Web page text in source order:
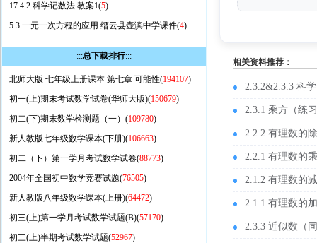
17.4.2 科学记数法 教案1(5)
5.3 一元一次方程的应用 缙云县壶滨中学课件(4)
:::总下载排行:::
北师大版 七年级上册课本 第七章 可能性(194107)
初一(上)期末考试数学试卷(华师大版)(150679)
初二(下)期末数学检测题（一）(109780)
新人教版七年级数学课本(下册)(106663)
初二（下）第一学月考试数学试卷(88773)
2004年全国初中数学竞赛试题(76505)
新人教版八年级数学课本(上册)(64472)
初三(上)第一学月考试数学试题(B)(57170)
初三(上)半期考试数学试题(52967)
相关资料推荐：
2.3.2&2.3.3 科
2.3.1 乘方（练
2.2.2 有理数的
2.2.1 有理数的
2.1.2 有理数的
2.1.1 有理数的
2.3.3 近似数（